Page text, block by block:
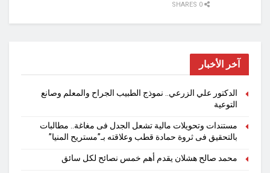
آخر الأخبار
الدكتور علي الزرعي.. نموذج الطبيب الجراح والمعلم وصانع
التوعية
مستندات وتحويلات مالية تشعل الجدل فى مغاغة.. مطالبات
بالتحقيق فى ثروة حمادة قطب وعلاقته بـ”مستريح المنيا”
محمد صالح هشلان يقدم أهم خمس نصائح لكل سائق